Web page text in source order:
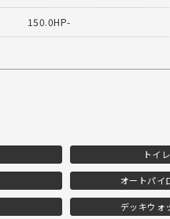
150.0HP-
トイレ
オートパイ
デッキウォ